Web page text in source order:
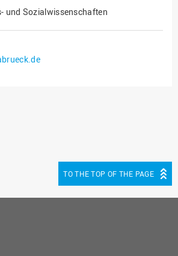
und Sozialwissenschaften
TO THE TOP OF THE PAGE